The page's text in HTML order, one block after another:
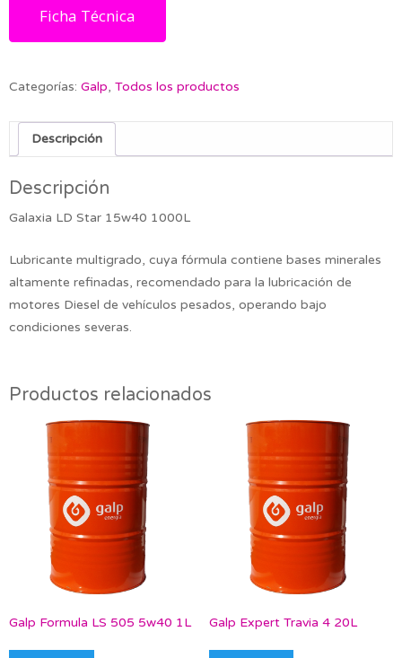
Ficha Técnica
Categorías: Galp, Todos los productos
Descripción
Descripción
Galaxia LD Star 15w40 1000L
Lubricante multigrado, cuya fórmula contiene bases minerales
altamente refinadas, recomendado para la lubricación de
motores Diesel de vehículos pesados, operando bajo
condiciones severas.
Productos relacionados
Galp Formula LS 505 5w40 1L Galp Expert Travia 4 20L